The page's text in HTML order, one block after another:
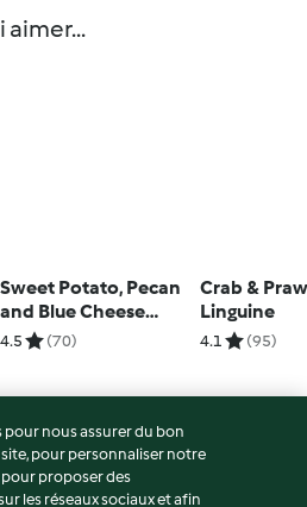
aimer...
Sweet Potato, Pecan
and Blue Cheese
Risotto
4.5 (70)
Crab &
Linguine
4.1 (95)
pour nous assurer du bon
pour personnaliser notre
proposer des
les réseaux sociaux et afin